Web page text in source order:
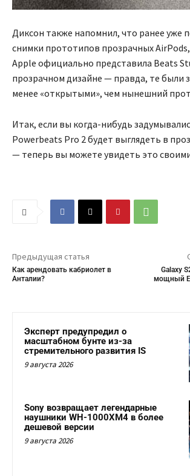
Диксон также напомнил, что ранее уже
снимки прототипов прозрачных AirPods,
Apple официально представила Beats
прозрачном дизайне — правда, те были
менее «открытыми», чем нынешний
Итак, если вы когда-нибудь
Powerbeats Pro 2 будет выглядеть в
— теперь вы можете увидеть это
Предыдущая статья
Как арендовать кабриолет в
Анталии?
Galaxy
мощный
Эксперт предупредил о
масштабном бунте из-за
стремительного развития IS
9 августа 2026
Sony возвращает легендарные
наушники WH-1000XM4 в более
дешевой версии
9 августа 2026